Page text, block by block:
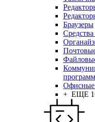
Браузеры
Офисные
+ ЕЩЕ